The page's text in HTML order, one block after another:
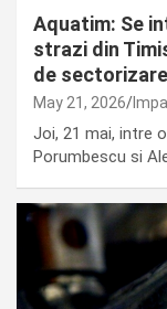
Aquatim: Se
strazi din
de
May 21, 2026
Joi, 21 mai, intre
Porumbescu si